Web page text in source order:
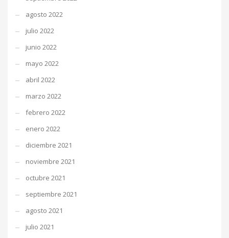
agosto 2022
julio 2022
junio 2022
mayo 2022
abril 2022
marzo 2022
febrero 2022
enero 2022
diciembre 2021
noviembre 2021
octubre 2021
septiembre 2021
agosto 2021
julio 2021